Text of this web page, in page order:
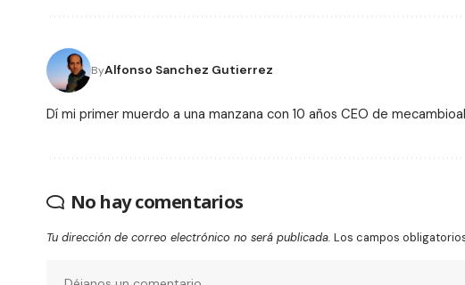
ByAlfonso Sanchez Gutierrez
Dí mi primer muerdo a una manzana con 10 años CEO de
No hay comentarios
Tu dirección de correo electrónico no será publicada. Los campos